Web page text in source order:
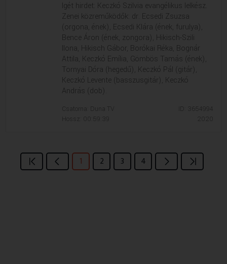
Igét hirdet: Keczkó Szilvia evangélikus lelkész.
Zenei közreműködők: dr. Ecsedi Zsuzsa
(orgona, ének), Ecsedi Klára (ének, furulya),
Bence Áron (ének, zongora), Hikisch-Szili
Ilona, Hikisch Gábor, Borókai Réka, Bognár
Attila, Keczkó Emília, Gömbös Tamás (ének),
Tornyai Dóra (hegedű), Keczkó Pál (gitár),
Keczkó Levente (basszusgitár), Keczkó
András (dob).
Csatorna: Duna TV
Hossz: 00:59:39
ID: 3654994
1 2 3 4